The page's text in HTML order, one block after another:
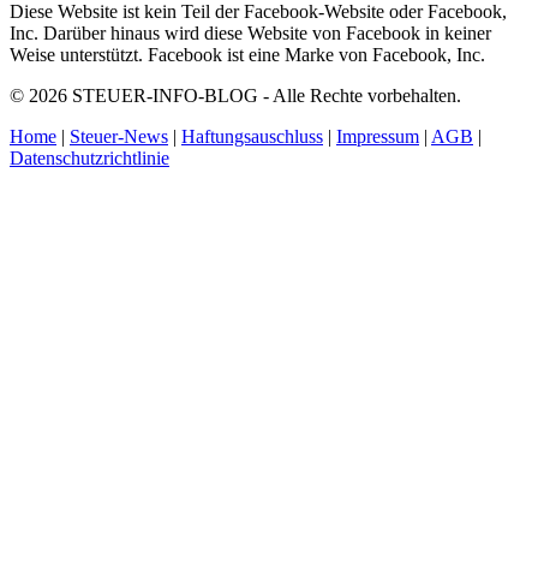
Diese Website ist kein Teil der Facebook-Website oder Facebook,
Inc. Darüber hinaus wird diese Website von Facebook in keiner
Weise unterstützt. Facebook ist eine Marke von Facebook, Inc.
© 2026 STEUER-INFO-BLOG - Alle Rechte vorbehalten.
Home | Steuer-News | Haftungsauschluss | Impressum | AGB |
Datenschutzrichtlinie